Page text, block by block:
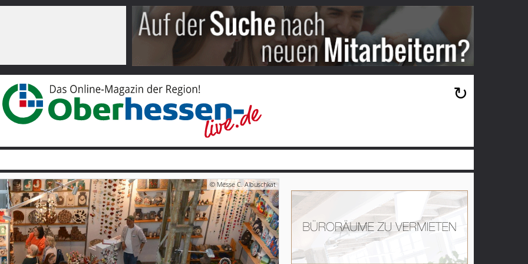
↻
© Messe C. Albuschkat